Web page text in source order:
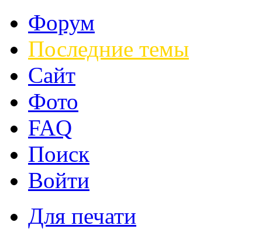
Форум
Последние темы
Сайт
Фото
FAQ
Поиск
Войти
Для печати